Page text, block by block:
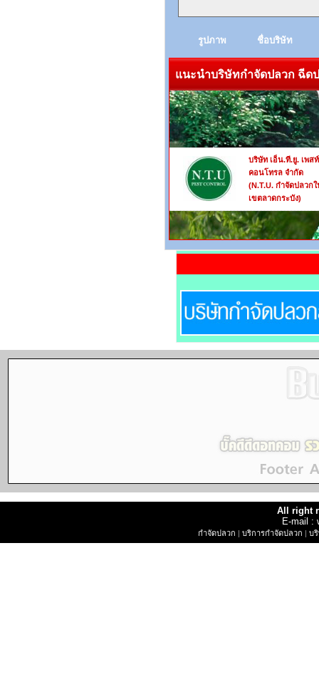
รูปภาพ ชื่อบริษัท
แนะนำบริษัทกำจัดปลวก ฉีด
บริษัท เอ็น.ที.ยู. เพสท์
คอนโทรล จำกัด
(N.T.U. กำจัดปลวก
เขตลาดกระบัง)
All right
E-mail :
กำจัดปลวก | บริการกำจัดปลวก | บ